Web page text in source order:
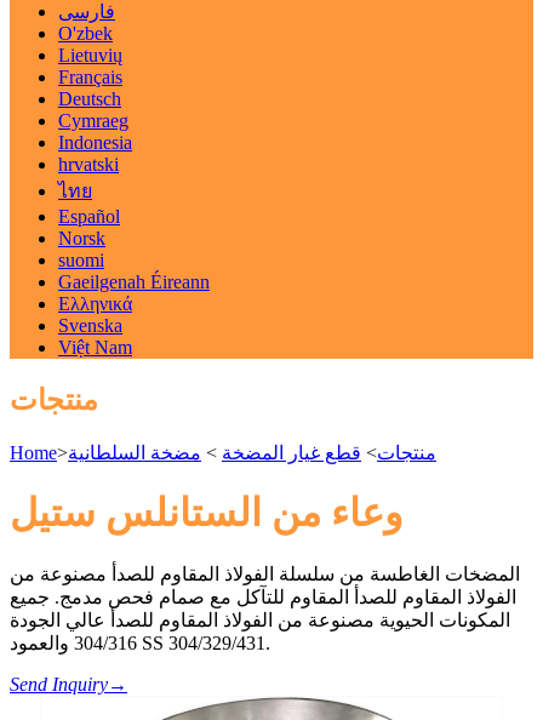
فارسی
O'zbek
Lietuvių
Français
Deutsch
Cymraeg
Indonesia
hrvatski
ไทย
Español
Norsk
suomi
Gaeilgenah Éireann
Ελληνικά
Svenska
Việt Nam
منتجات
Home> منتجات> قطع غيار المضخة > مضخة السلطانية
وعاء من الستانلس ستيل
المضخات الغاطسة من سلسلة الفولاذ المقاوم للصدأ مصنوعة من
الفولاذ المقاوم للصدأ المقاوم للتآكل مع صمام فحص مدمج. جميع
المكونات الحيوية مصنوعة من الفولاذ المقاوم للصدأ عالي الجودة
304/316 والعمود SS 304/329/431.
Send Inquiry→